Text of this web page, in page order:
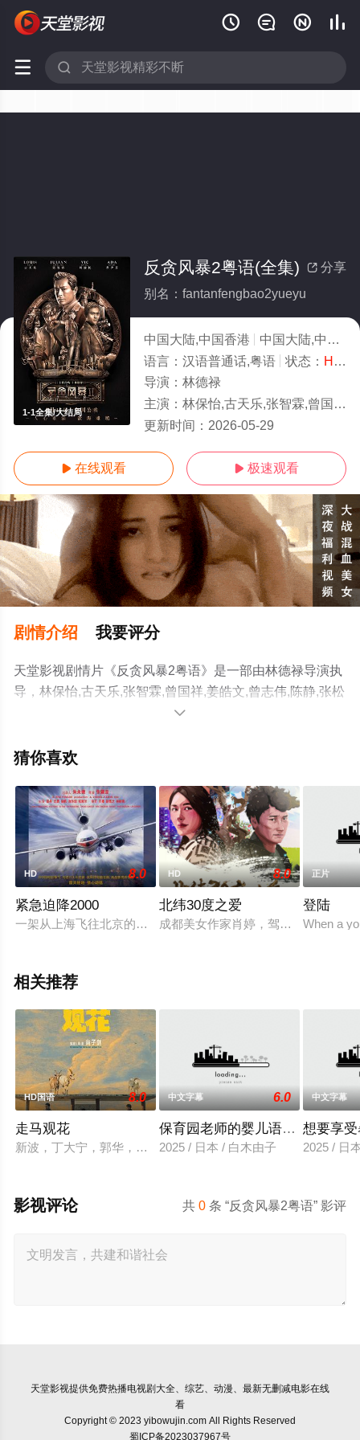
   
 
1-1全集/大结局
 分享
反贪风暴2粤语(全集)
别名：fantanfengbao2yueyu
中国大陆,中国香港
中国大陆,中国香港,犯罪,剧情
语言： 汉语普通话,粤语 状态： HD粤语
导演： 林德禄
主演： 林保怡,古天乐,张智霖,曾国祥,姜皓文,曾志伟,陈静,张松枝,蔡洁,林家栋,蔡少芬,夏嫣,石修,陈宇琛,
更新时间： 2026-05-29
 在线观看  极速观看
剧情介绍 我要评分
天堂影视剧情片《反贪风暴2粤语》是一部由林德禄导演执
导，林保怡,古天乐,张智霖,曾国祥,姜皓文,曾志伟,陈静,张松
枝,蔡洁,林家栋,蔡少芬,夏嫣,石修,陈宇琛,李宗彥,卢海鹏,陆
演员精彩演绎的中国大陆,中国香港电影，大结局剧情已揭
就上天堂电影网，更多相关信息可移步至豆瓣电影、电视
猫或剧情网等平台了解。

猜你喜欢
HD 8.0
紧急迫降2000
一架从上海飞往北京的民航客机即将起飞，在这次航班上，机
HD 8.0
北纬30度之爱
成都美女作家肖婷，驾车到山区藏乡
正片
登陆
When a
相关推荐
HD国语 8.0
走马观花
新波，丁大宁，郭华，程一木他们毕业于同一所大学。他们和
中文字幕 6.0
保育园老师的婴儿语让人超兴奋
2025 / 日本 / 白木由子
中文字幕
想要享
2025 / 日
共0 条 “反贪风暴2粤语” 影评
影视评论
天堂影视提供免费热播电视剧大全、综艺、动漫、最新无删减电影在线
看
Copyright © 2023 yibowujin.com All Rights Reserved
蜀ICP备2023037967号